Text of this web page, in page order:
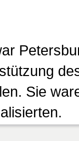
Sie